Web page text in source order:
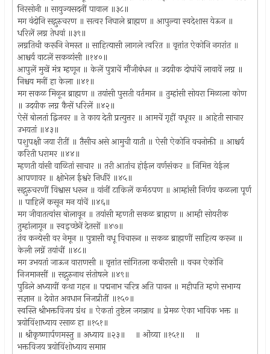
निरसोनी ॥ सायुज्यसदनीं पावाल ॥३८॥
मग वंदोनि सद्गुरुचरण ॥ सत्वर निघाले ब्राह्मण ॥ आपुल्या स्वदेशास येऊन ॥
धरिलें लग्न तेधवां ॥३९॥
लग्नतिथी करूनि नेमस्त ॥ साहित्यासी लागले त्वरित ॥ वृत्तांत ऐकोनि नगरांत ॥
आश्चर्य वाटलें सकळांसी ॥१४०॥
आपुलें मुखें मंत्र म्हणून ॥ केलें पुत्राचें मौंजीबंधन ॥ उदयीक दोघांचें लावावें लग्न ॥
निश्चय मनीं हा केला ॥४१॥
मग सकळ मिळून ब्राह्मण ॥ तयांसी पुसती वर्तमान ॥ तुम्हांसी सोयरा मिळाला कोण
॥ उदयीक लग्न कैसें धरिलें ॥४२॥
ऐसें बोलतां द्विजवर ॥ ते काय देती प्रत्युत्तर ॥ आमचें गृहीं वधूवर ॥ आहेती साचार
उभयतां ॥४३॥
पशुपक्षी जया रीतीं ॥ तैसीच असे आमुची याती ॥ ऐसी ऐकोनि वचनोक्ती ॥ आश्चर्य
करिती धरामर ॥४४॥
म्हणती यांसी वाळितां साचार ॥ तरी आतांच होईल वर्णसंकर ॥ निमित्त येईल
आपणावर ॥ क्षोभेल ईश्वरे निर्धारें ॥४५॥
सद्गुरुचरणीं विश्वास धरून ॥ यांनीं टाकिलें कर्मठपण ॥ आम्हांसी निर्णय कळला पूर्ण
॥ पाहिलें कसून मन यांचें ॥४६॥
मग जीवातत्वांस बोलावून ॥ तयांसी म्हणती सकळ ब्राह्मण ॥ आम्ही सोयरीक
तुम्हांलागून ॥ स्वइच्छेनें देतसों ॥४७॥
तंव कन्येसी वर नेमून ॥ पुत्रासी वधू विचारून ॥ सकळ ब्राह्मणीं साहित्य करून ॥
केली लग्नें तयांचीं ॥४८॥
मग उभयतां जाऊन वाराणसी ॥ वृत्तांत सांगितला कबीरासी ॥ वचन ऐकोनि
निजमानसीं ॥ सद्गुरुनाथ संतोषले ॥४९॥
पुढिले अध्यायीं कथा गहन ॥ पद्मनाभ चरित्र अति पावन ॥ महीपति म्हणे सभाग्य
सज्ञान ॥ देवोत अवधान निजप्रीतीं ॥१५०॥
स्वस्ति श्रीभक्तविजय ग्रंथ ॥ ऐकतां तुष्टेल जगन्नाथ ॥ प्रेमळ ऐका भाविक भक्त ॥
त्रयोविंशाध्याय रसाळ हा ॥१५१॥
॥ श्रीकृष्णार्पणमस्तु ॥ अध्याय ॥२३॥ ॥ ओंव्या ॥१५१॥ ॥
भक्तविजय त्रयोविंशोध्याय समाप्त